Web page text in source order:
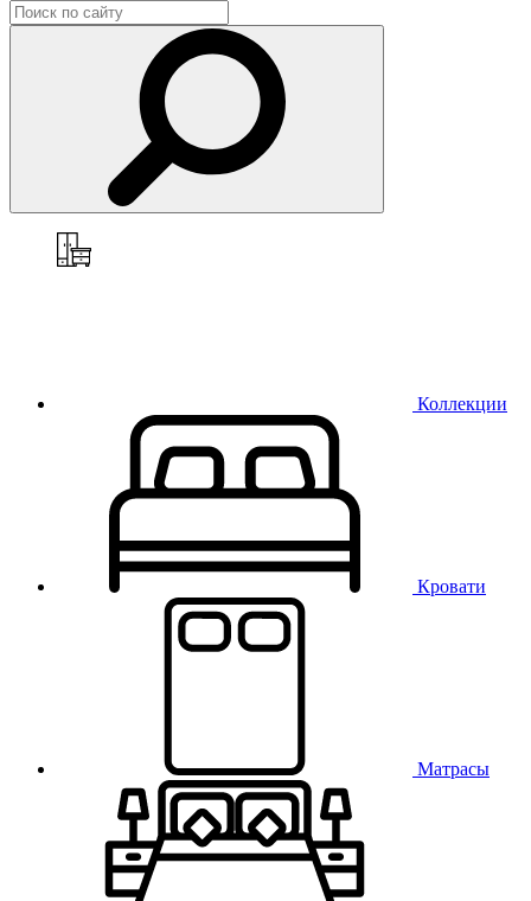
Коллекции
Кровати
Матрасы